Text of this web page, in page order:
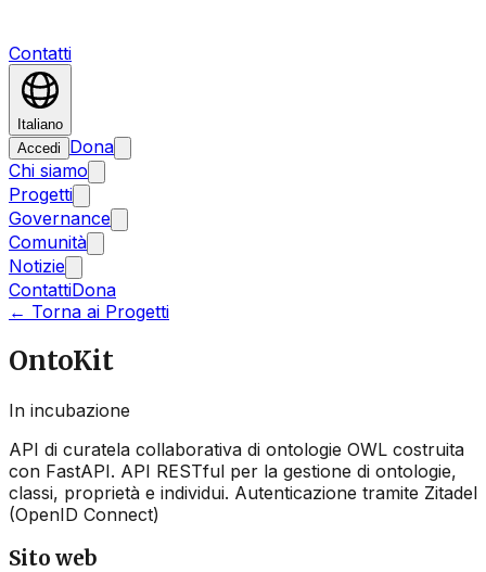
Contatti
Italiano
Accedi
Dona
Chi siamo
Progetti
Governance
Comunità
Notizie
ContattiDona
← Torna ai Progetti
OntoKit
In incubazione
API di curatela collaborativa di ontologie OWL costruita
con FastAPI. API RESTful per la gestione di ontologie,
classi, proprietà e individui. Autenticazione tramite Zitadel
(OpenID Connect)
Sito web